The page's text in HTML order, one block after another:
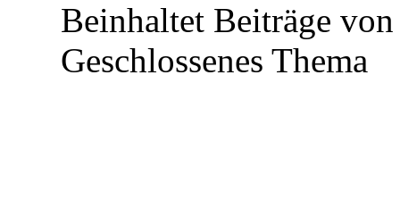
Beinhaltet Beiträge
Geschlossenes Thema